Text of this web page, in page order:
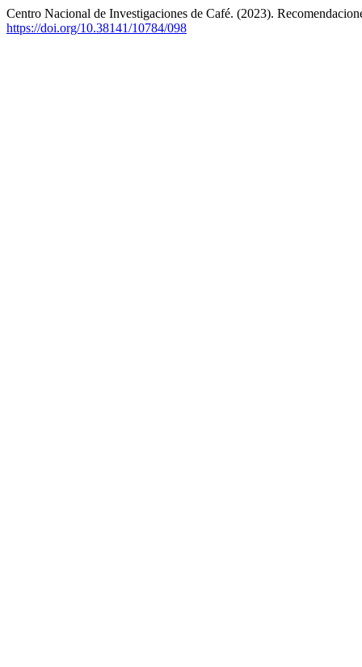
Centro Nacional de Investigaciones de Café. (2023).
https://doi.org/10.38141/10784/098